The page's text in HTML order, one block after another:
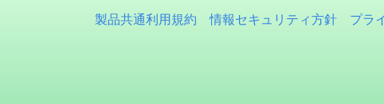
製品共通利用規約 情報セキュリティ方針 プラ